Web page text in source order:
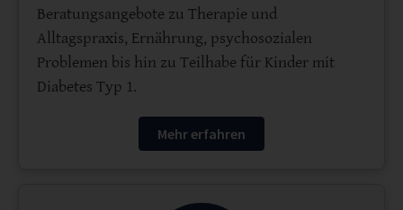
Beratungsangebote zu Therapie und
Alltagspraxis, Ernährung, psychosozialen
Problemen bis hin zu Teilhabe für Kinder mit
Diabetes Typ 1.
Mehr erfahren